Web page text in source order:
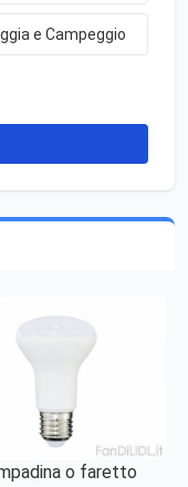
e Campeggio
o faretto